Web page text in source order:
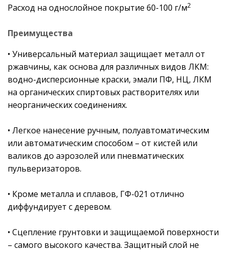
Расход на однослойное покрытие 60-100 г/м2
Преимущества
• Универсальный материал защищает металл от
ржавчины, как основа для различных видов ЛКМ:
водно-дисперсионные краски, эмали ПФ, НЦ, ЛКМ
на органических спиртовых растворителях или
неорганических соединениях.
• Легкое нанесение ручным, полуавтоматическим
или автоматическим способом – от кистей или
валиков до аэрозолей или пневматических
пульверизаторов.
• Кроме металла и сплавов, ГФ-021 отлично
диффундирует с деревом.
• Сцепление грунтовки и защищаемой поверхности
– самого высокого качества. Защитный слой не